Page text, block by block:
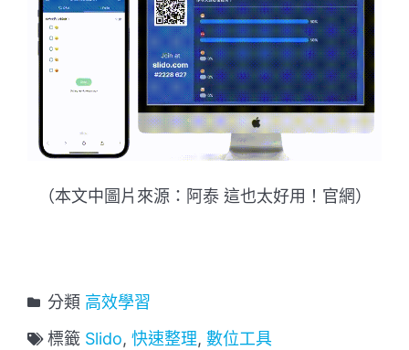
（本文中圖片來源：阿泰 這也太好用！官網）
分類 高效學習
標籤 Slido, 快速整理, 數位工具